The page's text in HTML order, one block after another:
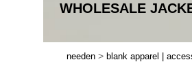
WHOLESALE
needen > blank apparel |